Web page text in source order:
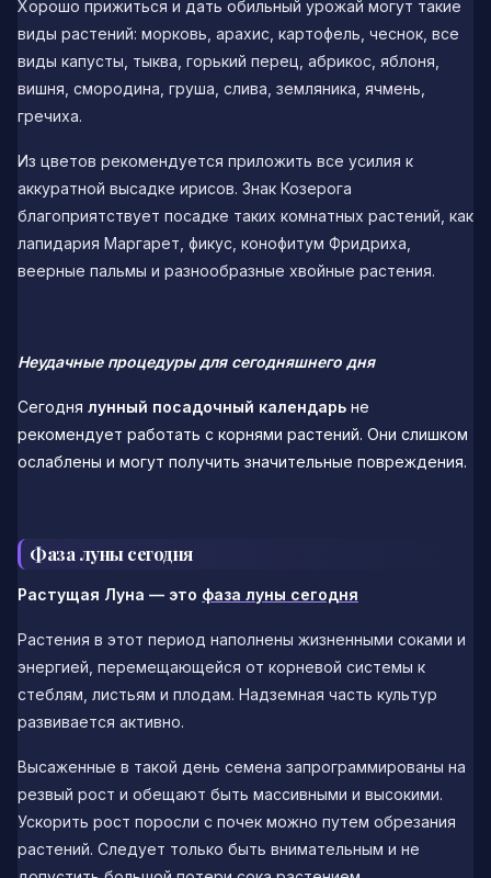
Хорошо прижиться и дать обильный урожай могут такие
виды растений: морковь, арахис, картофель, чеснок, все
виды капусты, тыква, горький перец, абрикос, яблоня,
вишня, смородина, груша, слива, земляника, ячмень,
гречиха.
Из цветов рекомендуется приложить все усилия к
аккуратной высадке ирисов. Знак Козерога
благоприятствует посадке таких комнатных растений, как
лапидария Маргарет, фикус, конофитум Фридриха,
веерные пальмы и разнообразные хвойные растения.
Неудачные процедуры для сегодняшнего дня
Сегодня лунный посадочный календарь не
рекомендует работать с корнями растений. Они слишком
ослаблены и могут получить значительные повреждения.
Фаза луны сегодня
Растущая Луна — это фаза луны сегодня
Растения в этот период наполнены жизненными соками и
энергией, перемещающейся от корневой системы к
стеблям, листьям и плодам. Надземная часть культур
развивается активно.
Высаженные в такой день семена запрограммированы на
резвый рост и обещают быть массивными и высокими.
Ускорить рост поросли с почек можно путем обрезания
растений. Следует только быть внимательным и не